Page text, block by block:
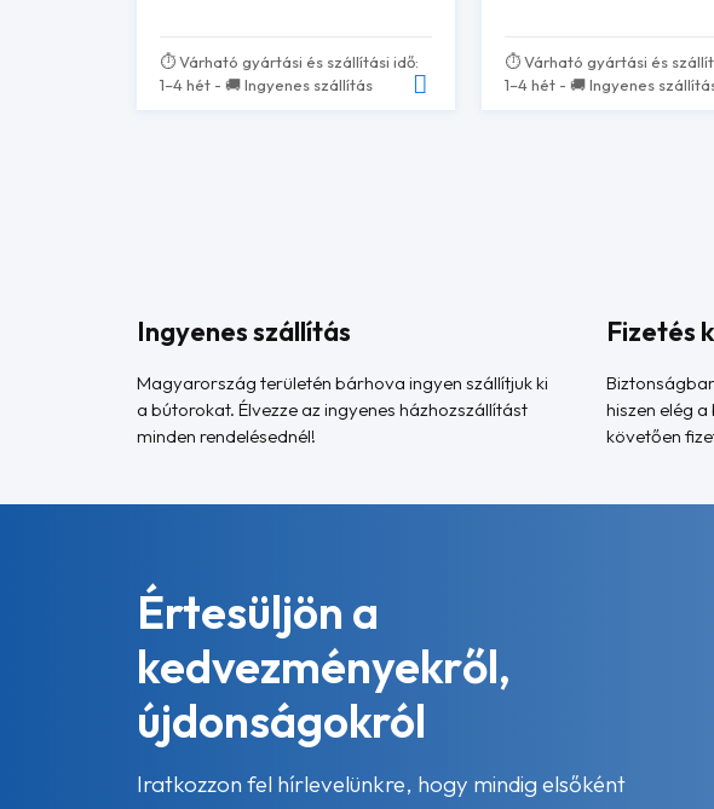
⏱️ Várható gyártási és szállítási idő:
1–4 hét - 🚚 Ingyenes szállítás
⏱️ Várható gyártási és
1–4 hét - 🚚 Ingyenes
Ingyenes szállítás
Magyarország területén bárhova ingyen szállítjuk ki
a bútorokat. Élvezze az ingyenes házhozszállítást
minden rendelésednél!
Fizetés
hiszen elég
követően
Értesüljön a
kedvezményekről,
újdonságokról
Iratkozzon fel hírlevelünkre, hogy mindig elsőként